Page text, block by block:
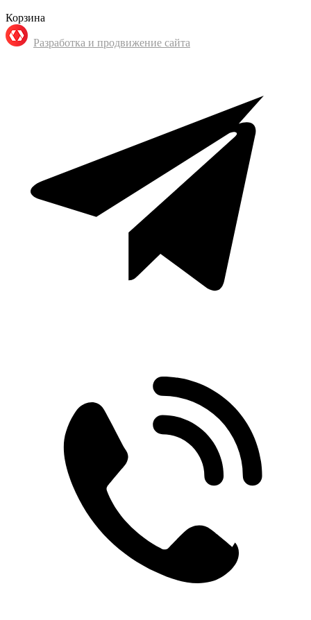
Корзина
Разработка и продвижение сайта